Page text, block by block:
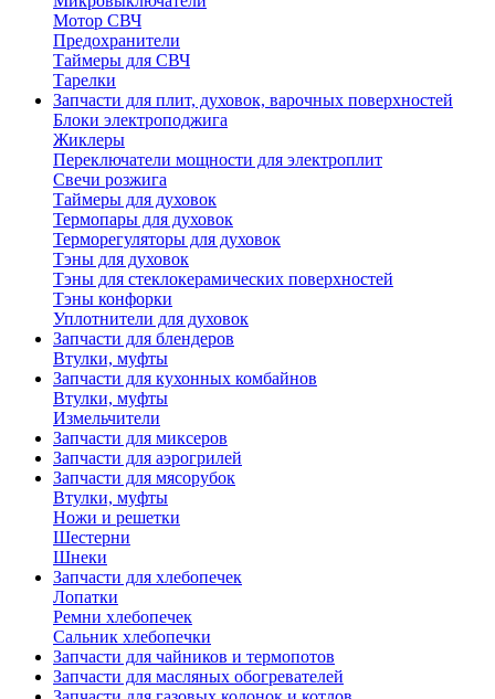
Мотор СВЧ
Предохранители
Таймеры для СВЧ
Тарелки
Запчасти для плит, духовок, варочных поверхностей
Блоки электроподжига
Жиклеры
Переключатели мощности для электроплит
Свечи розжига
Таймеры для духовок
Термопары для духовок
Терморегуляторы для духовок
Тэны для духовок
Тэны для стеклокерамических поверхностей
Тэны конфорки
Уплотнители для духовок
Запчасти для блендеров
Втулки, муфты
Запчасти для кухонных комбайнов
Втулки, муфты
Измельчители
Запчасти для миксеров
Запчасти для аэрогрилей
Запчасти для мясорубок
Втулки, муфты
Ножи и решетки
Шестерни
Шнеки
Запчасти для хлебопечек
Лопатки
Ремни хлебопечек
Сальник хлебопечки
Запчасти для чайников и термопотов
Запчасти для масляных обогревателей